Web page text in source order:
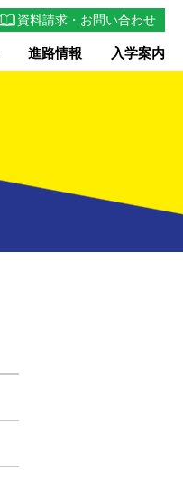
進路情報 入学案内
資料請求・お問い合わせ